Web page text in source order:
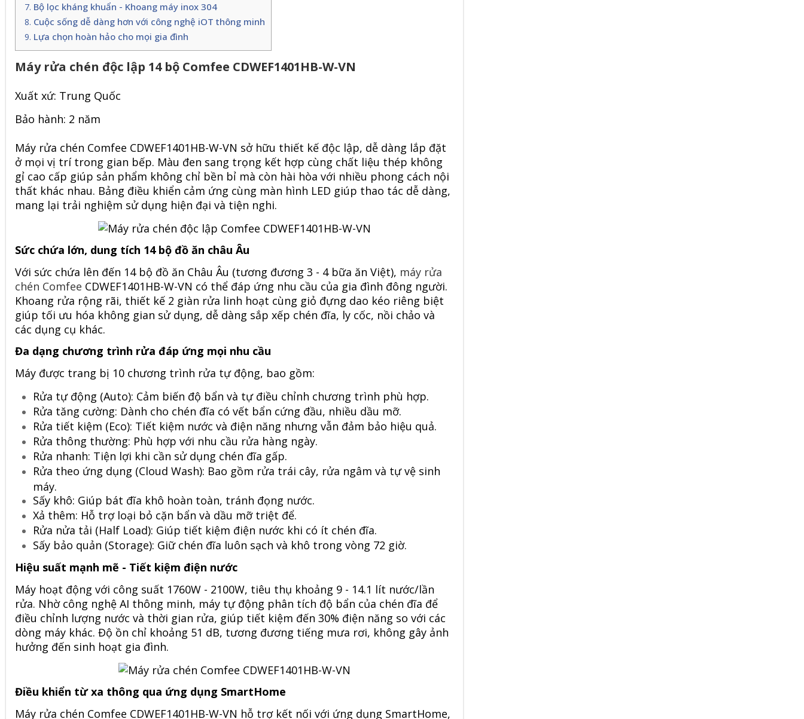
Bộ lọc kháng khuẩn - Khoang máy inox 304
Cuộc sống dễ dàng hơn với công nghệ iOT thông minh
Lựa chọn hoàn hảo cho mọi gia đình
Máy rửa chén độc lập 14 bộ Comfee CDWEF1401HB-W-VN
Xuất xứ: Trung Quốc
Bảo hành: 2 năm
Máy rửa chén Comfee CDWEF1401HB-W-VN sở hữu thiết kế độc lập, dễ dàng lắp đặt
ở mọi vị trí trong gian bếp. Màu đen sang trọng kết hợp cùng chất liệu thép không
gỉ cao cấp giúp sản phẩm không chỉ bền bỉ mà còn hài hòa với nhiều phong cách nội
thất khác nhau. Bảng điều khiển cảm ứng cùng màn hình LED giúp thao tác dễ dàng,
mang lại trải nghiệm sử dụng hiện đại và tiện nghi.
Sức chứa lớn, dung tích 14 bộ đồ ăn châu Âu
Với sức chứa lên đến 14 bộ đồ ăn Châu Âu (tương đương 3 - 4 bữa ăn Việt), máy rửa
chén Comfee CDWEF1401HB-W-VN có thể đáp ứng nhu cầu của gia đình đông người.
Khoang rửa rộng rãi, thiết kế 2 giàn rửa linh hoạt cùng giỏ đựng dao kéo riêng biệt
giúp tối ưu hóa không gian sử dụng, dễ dàng sắp xếp chén đĩa, ly cốc, nồi chảo và
các dụng cụ khác.
Đa dạng chương trình rửa đáp ứng mọi nhu cầu
Máy được trang bị 10 chương trình rửa tự động, bao gồm:
Rửa tự động (Auto): Cảm biến độ bẩn và tự điều chỉnh chương trình phù hợp.
Rửa tăng cường: Dành cho chén đĩa có vết bẩn cứng đầu, nhiều dầu mỡ.
Rửa tiết kiệm (Eco): Tiết kiệm nước và điện năng nhưng vẫn đảm bảo hiệu quả.
Rửa thông thường: Phù hợp với nhu cầu rửa hàng ngày.
Rửa nhanh: Tiện lợi khi cần sử dụng chén đĩa gấp.
Rửa theo ứng dụng (Cloud Wash): Bao gồm rửa trái cây, rửa ngâm và tự vệ sinh
máy.
Sấy khô: Giúp bát đĩa khô hoàn toàn, tránh đọng nước.
Xả thêm: Hỗ trợ loại bỏ cặn bẩn và dầu mỡ triệt để.
Rửa nửa tải (Half Load): Giúp tiết kiệm điện nước khi có ít chén đĩa.
Sấy bảo quản (Storage): Giữ chén đĩa luôn sạch và khô trong vòng 72 giờ.
Hiệu suất mạnh mẽ - Tiết kiệm điện nước
Máy hoạt động với công suất 1760W - 2100W, tiêu thụ khoảng 9 - 14.1 lít nước/lần
rửa. Nhờ công nghệ AI thông minh, máy tự động phân tích độ bẩn của chén đĩa để
điều chỉnh lượng nước và thời gian rửa, giúp tiết kiệm đến 30% điện năng so với các
dòng máy khác. Độ ồn chỉ khoảng 51 dB, tương đương tiếng mưa rơi, không gây ảnh
hưởng đến sinh hoạt gia đình.
Điều khiển từ xa thông qua ứng dụng SmartHome
Máy rửa chén Comfee CDWEF1401HB-W-VN hỗ trợ kết nối với ứng dụng SmartHome,